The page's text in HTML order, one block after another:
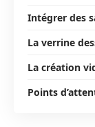
Intégrer des
La verrine
La création
Points